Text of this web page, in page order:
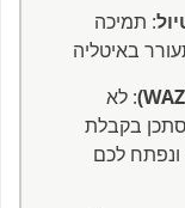
: תמיכה
באיטליה
: לא
בקבלת
ונפתח לכם